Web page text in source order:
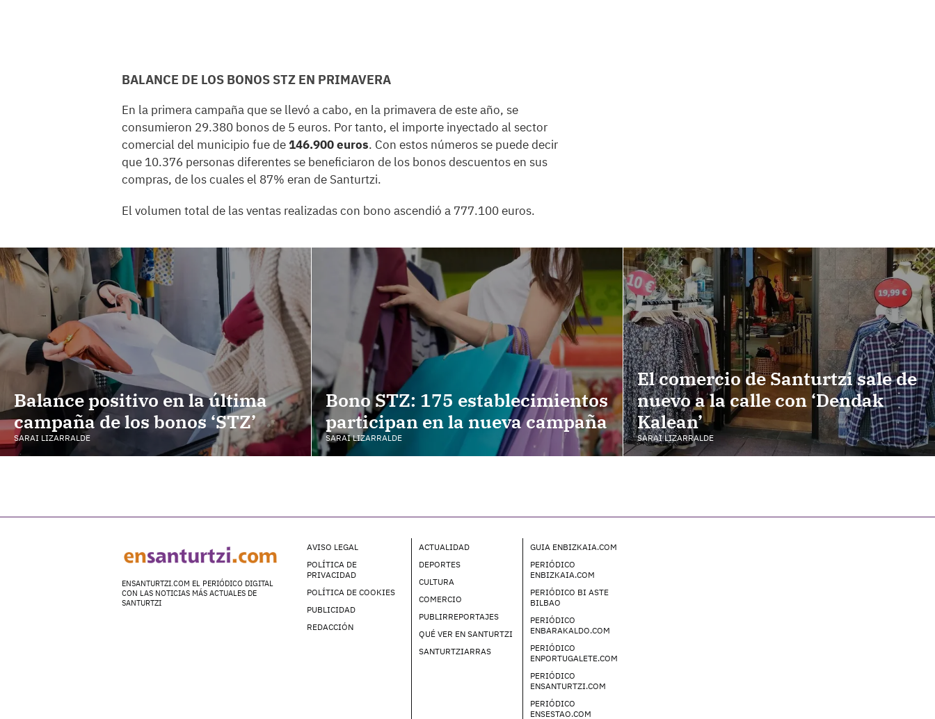
BALANCE DE LOS BONOS STZ EN PRIMAVERA
En la primera campaña que se llevó a cabo, en la primavera de este año, se
consumieron 29.380 bonos de 5 euros. Por tanto, el importe inyectado al sector
comercial del municipio fue de146.900 euros. Con estos números se puede decir
que 10.376 personas diferentes se beneficiaron de los bonos descuentos en sus
compras, de los cuales el 87% eran de Santurtzi.
El volumen total de las ventas realizadas con bono ascendió a 777.100 euros.
Balance positivo en la última
campaña de los bonos ‘STZ’
SARAI LIZARRALDE
Bono STZ: 175 establecimientos
participan en la nueva campaña
SARAI LIZARRALDE
El comercio de Santurtzi sale de
nuevo a la calle con ‘Dendak
Kalean’
SARAI LIZARRALDE
ENSANTURTZI.COM EL PERIÓDICO DIGITAL
CON LAS NOTICIAS MÁS ACTUALES DE
SANTURTZI
AVISO LEGAL
POLÍTICA DE
PRIVACIDAD
POLÍTICA DE COOKIES
PUBLICIDAD
REDACCIÓN
ACTUALIDAD
DEPORTES
CULTURA
COMERCIO
PUBLIRREPORTAJES
QUÉ VER EN SANTURTZI
SANTURTZIARRAS
GUIA ENBIZKAIA.COM
PERIÓDICO
ENBIZKAIA.COM
PERIÓDICO BI ASTE
BILBAO
PERIÓDICO
ENBARAKALDO.COM
PERIÓDICO
ENPORTUGALETE.COM
PERIÓDICO
ENSANTURTZI.COM
PERIÓDICO
ENSESTAO.COM